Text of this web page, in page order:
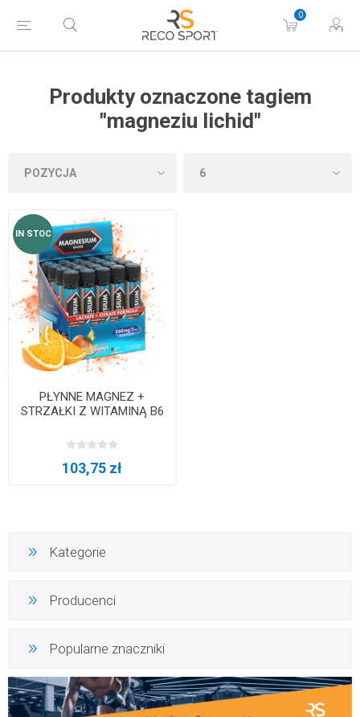
0
Produkty oznaczone tagiem
"magneziu lichid"
IN STOC
PŁYNNE MAGNEZ +
STRZAŁKI Z WITAMINĄ B6
103,75 zł
Kategorie
Producenci
Popularne znaczniki